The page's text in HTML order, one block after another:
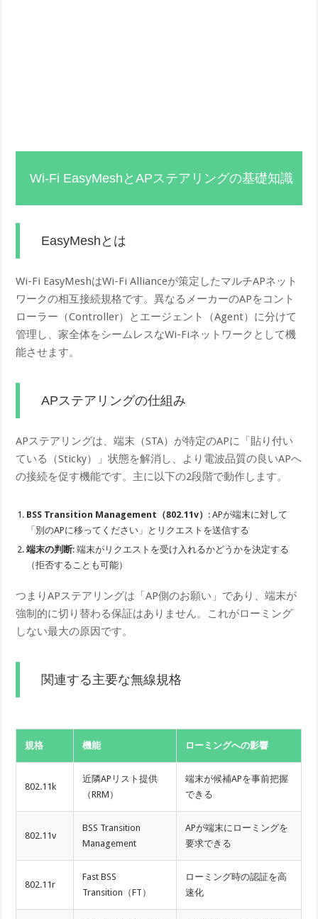
Wi-Fi EasyMeshとAPステアリングの基礎知識
EasyMeshとは
Wi-Fi EasyMeshはWi-Fi Allianceが策定したマルチAPネット
ワークの相互接続規格です。異なるメーカーのAPをコント
ローラー（Controller）とエージェント（Agent）に分けて
管理し、家全体をシームレスなWi-Fiネットワークとして機
能させます。
APステアリングの仕組み
APステアリングは、端末（STA）が特定のAPに「貼り付い
ている（Sticky）」状態を解消し、より電波品質の良いAPへ
の接続を促す機能です。主に以下の2段階で動作します。
BSS Transition Management（802.11v） : APが端末に対して
「別のAPに移ってください」とリクエストを送信する
端末の判断: 端末がリクエストを受け入れるかどうかを決定する
（拒否することも可能）
つまりAPステアリングは「AP側のお願い」であり、端末が
強制的に切り替わる保証はありません。これがローミング
しない最大の原因です。
関連する主要な無線規格
規格 機能 ローミングへの影響
802.11k
近隣APリスト提供
（RRM）
端末が候補APを事前把握
できる
802.11v
BSS Transition
Management
APが端末にローミングを
要求できる
802.11r
Fast BSS
Transition（FT）
ローミング時の認証を高
速化